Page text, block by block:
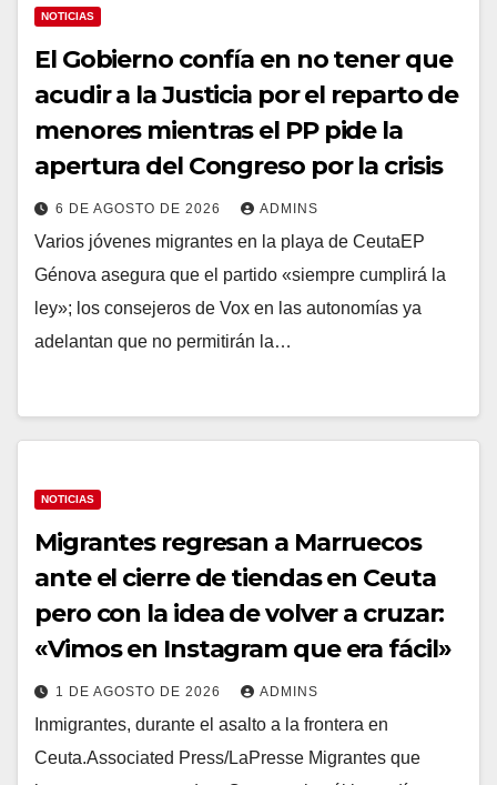
NOTICIAS
El Gobierno confía en no tener que
acudir a la Justicia por el reparto de
menores mientras el PP pide la
apertura del Congreso por la crisis
6 DE AGOSTO DE 2026 ADMINS
Varios jóvenes migrantes en la playa de CeutaEP
Génova asegura que el partido «siempre cumplirá la
ley»; los consejeros de Vox en las autonomías ya
adelantan que no permitirán la…
NOTICIAS
Migrantes regresan a Marruecos
ante el cierre de tiendas en Ceuta
pero con la idea de volver a cruzar:
«Vimos en Instagram que era fácil»
1 DE AGOSTO DE 2026 ADMINS
Inmigrantes, durante el asalto a la frontera en
Ceuta.Associated Press/LaPresse Migrantes que